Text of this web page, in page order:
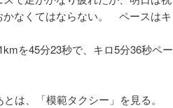
かなくてはならない。 ペースはキ
を45分23秒で、キロ5分36秒ペー
とは、「模範タクシー」を見る。